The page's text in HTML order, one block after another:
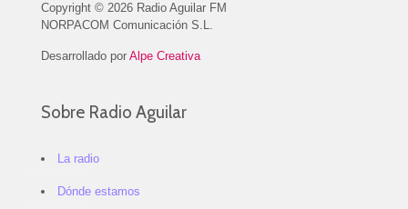
Copyright © 2026 Radio Aguilar FM
NORPACOM Comunicación S.L.
Desarrollado por Alpe Creativa
Sobre Radio Aguilar
La radio
Dónde estamos